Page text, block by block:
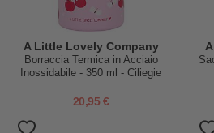
A Little Lovely Company
Borraccia Termica in Acciaio
Inossidabile - 350 ml - Ciliegie
20,95 €